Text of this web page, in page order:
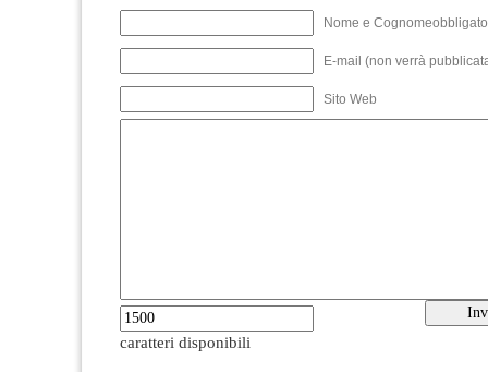
Nome e
E-mail (non verrà
Sito Web
caratteri disponibili